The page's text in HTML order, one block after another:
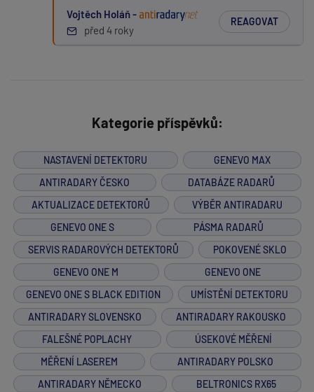
Vojtěch Holáň -
před 4 roky
REAGOVAT
Kategorie příspěvků:
NASTAVENÍ DETEKTORU
GENEVO MAX
ANTIRADARY ČESKO
DATABÁZE RADARŮ
AKTUALIZACE DETEKTORŮ
VÝBĚR ANTIRADARU
GENEVO ONE S
PÁSMA RADARŮ
SERVIS RADAROVÝCH DETEKTORŮ
POKOVENÉ SKLO
GENEVO ONE M
GENEVO ONE
GENEVO ONE S BLACK EDITION
UMÍSTĚNÍ DETEKTORU
ANTIRADARY SLOVENSKO
ANTIRADARY RAKOUSKO
FALEŠNÉ POPLACHY
ÚSEKOVÉ MĚŘENÍ
MĚŘENÍ LASEREM
ANTIRADARY POLSKO
ANTIRADARY NĚMECKO
BELTRONICS RX65